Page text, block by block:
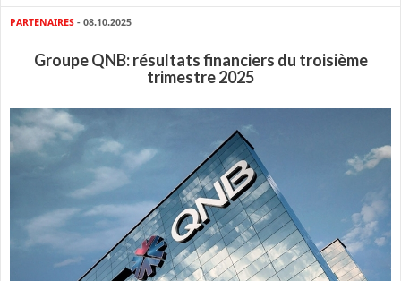
PARTENAIRES - 08.10.2025
Groupe QNB: résultats financiers du troisième
trimestre 2025